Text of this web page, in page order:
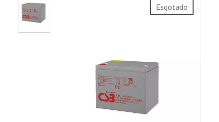
Esgotado
potência (15% a 20% acima das baterias
padrão com alta taxa de descarga).
A estrutura inovadora da placa aumenta
significativamente a proporção de
energia/densidade.
A nova fórmula aumenta a superfície ativa.
XHRL12360W